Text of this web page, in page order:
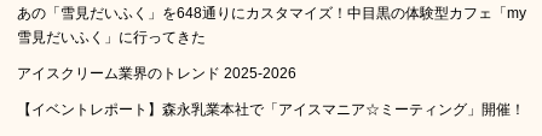
あの「雪見だいふく」を648通りにカスタマイズ！中目黒の体験型カフェ「my
雪見だいふく」に行ってきた
アイスクリーム業界のトレンド 2025-2026
【イベントレポート】森永乳業本社で「アイスマニア☆ミーティング」開催！